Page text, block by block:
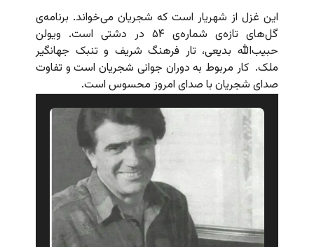
این غزل از شهریار است که شجریان می‌خواند. برنامه‌ی
گل‌های تازه‌ی شماره‌ی ۵۴ در دشتی است. ویولن
حبیب‌الله بدیعی، تار فرهنگ شریف و تنبک جهانگیر
ملک. کار مربوط به دوران جوانی شجریان است و تفاوت
صدای شجریان با صدای امروز محسوس است.